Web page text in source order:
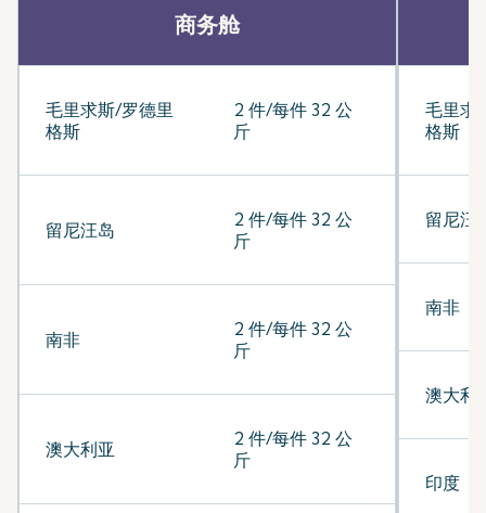
商务舱
毛里求斯/罗德里
格斯
2 件/每件 32 公
斤
留尼汪岛
2 件/每件 32 公
斤
南非
2 件/每件 32 公
斤
澳大利亚
2 件/每件 32 公
斤
毛里求
格斯
留尼汪
南非
澳大利
印度